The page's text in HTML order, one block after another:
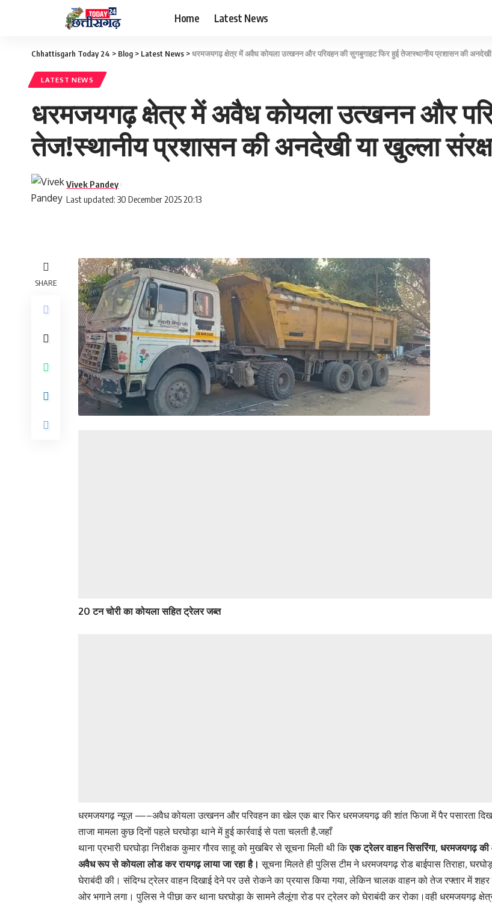
Home Latest News
Chhattisgarh Today 24 > Blog > Latest News >धरमजयगढ़ क्षेत्र में अवैध कोयला उत्खनन और परिवहन की सुगबुगाहट फिर हुई तेज!स्थानीय प्रशासन की अनदेखी
LATEST NEWS
धरमजयगढ़ क्षेत्र में अवैध कोयला उत्खनन और
तेज!स्थानीय प्रशासन की अनदेखी या खुल्ला
Last updated: 30 December 2025 20:13
Vivek Pandey
SHARE
20 टन चोरी का कोयला सहित ट्रेलर जब्त
धरमजयगढ़ न्यूज़ —–अवैध कोयला उत्खनन और परिवहन का खेल एक बार फिर धरमजयगढ़ की शांत फिजा में पैर पसारता दिख
ताजा मामला कुछ दिनों पहले घरघोड़ा थाने में हुई कार्रवाई से पता चलती है.जहाँ
थाना प्रभारी घरघोड़ा निरीक्षक कुमार गौरव साहू को मुखबिर से सूचना मिली थी किएक ट्रेलर वाहन सिसरिंगा, धरमजयगढ़
अवैध रूप से कोयला लोड कर रायगढ़ लाया जा रहा है। सूचना मिलते ही पुलिस टीम ने धरमजयगढ़ रोड बाईपास तिराहा,
घेराबंदी की। संदिग्ध ट्रेलर वाहन दिखाई देने पर उसे रोकने का प्रयास किया गया, लेकिन चालक वाहन को तेज रफ्तार में शहर
ओर भगाने लगा। पुलिस ने पीछा कर थाना घरघोड़ा के सामने लैलूंगा रोड पर ट्रेलर को घेराबंदी कर रोका।वही धरमजयगढ़